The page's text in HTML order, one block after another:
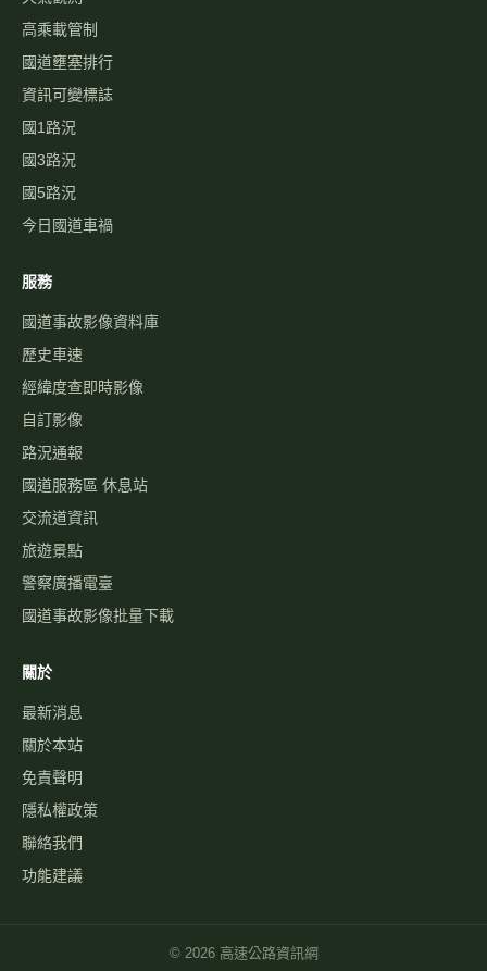
高乘載管制
國道壅塞排行
資訊可變標誌
國1路況
國3路況
國5路況
今日國道車禍
服務
國道事故影像資料庫
歷史車速
經緯度查即時影像
自訂影像
路況通報
國道服務區 休息站
交流道資訊
旅遊景點
警察廣播電臺
國道事故影像批量下載
關於
最新消息
關於本站
免責聲明
隱私權政策
聯絡我們
功能建議
© 2026高速公路資訊網